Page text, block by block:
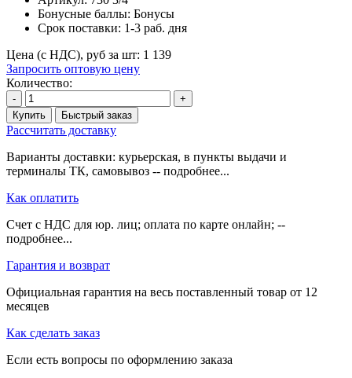
Бонусные баллы: Бонусы
Срок поставки: 1-3 раб. дня
Цена (с НДС), руб за шт: 1 139
Запросить оптовую цену
Количество:
-
+
Купить
Быстрый заказ
Рассчитать доставку
Варианты доставки: курьерская, в пункты выдачи и
терминалы ТК, самовывоз -- подробнее...
Как оплатить
Счет с НДС для юр. лиц; оплата по карте онлайн; --
подробнее...
Гарантия и возврат
Официальная гарантия на весь поставленный товар от 12
месяцев
Как сделать заказ
Если есть вопросы по оформлению заказа